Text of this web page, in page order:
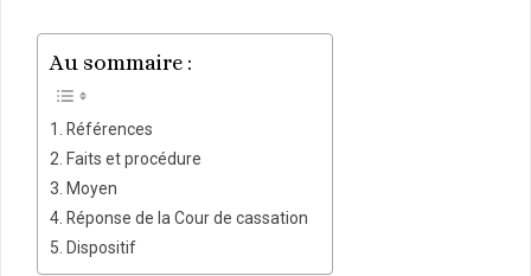
Au sommaire :
Références
Faits et procédure
Moyen
Réponse de la Cour de cassation
Dispositif